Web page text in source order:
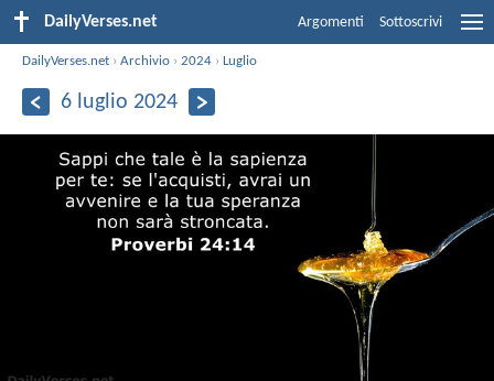
DailyVerses.net Argomenti Sottoscrivi
DailyVerses.net ›Archivio ›2024 ›Luglio
6 luglio 2024